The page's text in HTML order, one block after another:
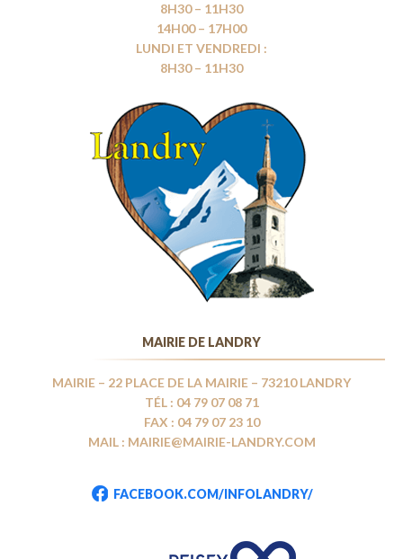
8H30 – 11H30
14H00 – 17H00
LUNDI ET VENDREDI :
8H30 – 11H30
MAIRIE DE LANDRY
MAIRIE – 22 PLACE DE LA MAIRIE – 73210 LANDRY
TÉL : 04 79 07 08 71
FAX : 04 79 07 23 10
MAIL : MAIRIE@MAIRIE-LANDRY.COM
FACEBOOK.COM/INFOLANDRY/